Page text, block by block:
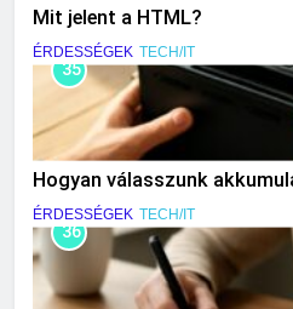
Mit jelent a HTML?
ÉRDESSÉGEK TECH/IT
35
Hogyan válasszunk
ÉRDESSÉGEK TECH/IT
36